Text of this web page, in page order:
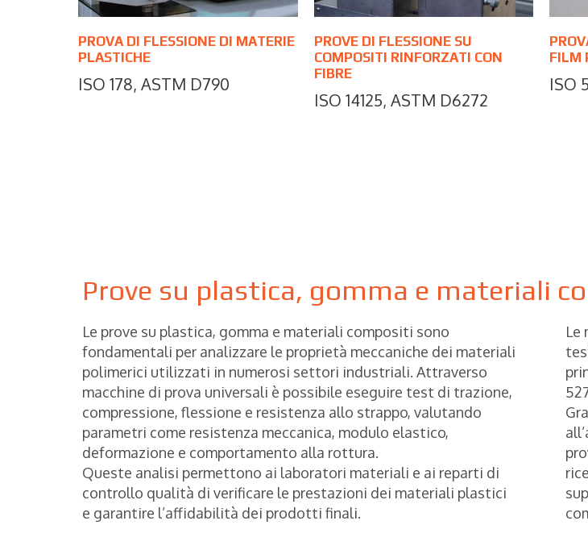
PROVA DI FLESSIONE DI MATERIE
PLASTICHE
ISO 178, ASTM D790
PROVE DI FLESSIONE SU
COMPOSITI RINFORZATI CON
FIBRE
ISO 14125, ASTM D6272
FILM
ISO
Prove su plastica, gomma e materiali
Le prove su plastica, gomma e materiali compositi sono
fondamentali per analizzare le proprietà meccaniche dei materiali
polimerici utilizzati in numerosi settori industriali. Attraverso
macchine di prova universali è possibile eseguire test di trazione,
compressione, flessione e resistenza allo strappo, valutando
parametri come resistenza meccanica, modulo elastico,
deformazione e comportamento alla rottura.
Queste analisi permettono ai laboratori materiali e ai reparti di
controllo qualità di verificare le prestazioni dei materiali plastici
e garantire l’affidabilità dei prodotti finali.
Le